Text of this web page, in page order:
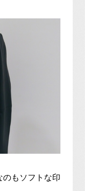
のもソフトな印